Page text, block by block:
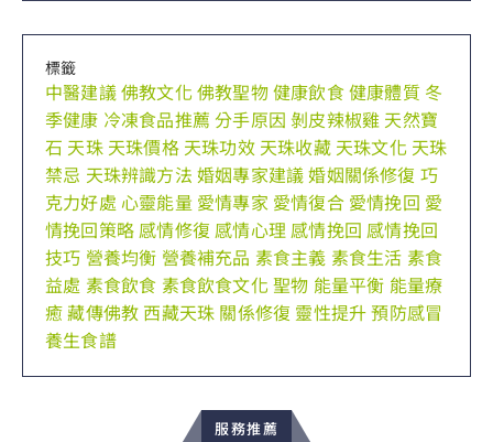
標籤
中醫建議佛教文化佛教聖物健康飲食健康體質 冬
季健康 冷凍食品推薦 分手原因 剝皮辣椒雞 天然寶
石 天珠 天珠價格 天珠功效 天珠收藏 天珠文化 天珠
禁忌 天珠辨識方法 婚姻專家建議婚姻關係修復 巧
克力好處 心靈能量 愛情專家 愛情復合 愛情挽回 愛
情挽回策略 感情修復 感情心理 感情挽回 感情挽回
技巧 營養均衡 營養補充品 素食主義 素食生活 素食
益處 素食飲食 素食飲食文化聖物 能量平衡 能量療
癒藏傳佛教 西藏天珠 關係修復 靈性提升預防感冒
養生食譜
服務推薦